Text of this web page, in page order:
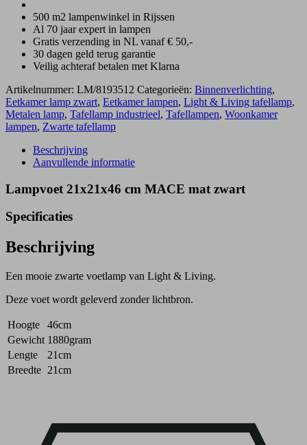
500 m2 lampenwinkel in Rijssen
Al 70 jaar expert in lampen
Gratis verzending in NL vanaf € 50,-
30 dagen geld terug garantie
Veilig achteraf betalen met Klarna
Artikelnummer: LM/8193512 Categorieën: Binnenverlichting,
Eetkamer lamp zwart, Eetkamer lampen, Light & Living tafellamp,
Metalen lamp, Tafellamp industrieel, Tafellampen, Woonkamer
lampen, Zwarte tafellamp
Beschrijving
Aanvullende informatie
Lampvoet 21x21x46 cm MACE mat zwart
Specificaties
Beschrijving
Een mooie zwarte voetlamp van Light & Living.
Deze voet wordt geleverd zonder lichtbron.
Hoogte
46cm
Gewicht 1880gram
Lengte
21cm
Breedte 21cm